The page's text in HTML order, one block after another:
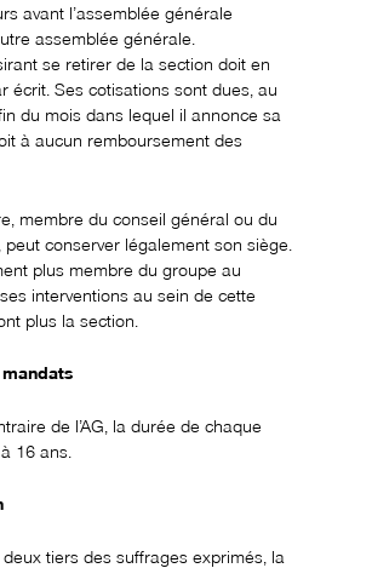
avant l’assemblée générale
assemblée générale.
se retirer de la section doit en
écrit. Ses cotisations sont dues, au
du mois dans lequel il annonce sa
à aucun remboursement des
membre du conseil général ou du
conserver légalement son siège.
plus membre du groupe au
interventions au sein de cette
plus la section.
de l’AG, la durée de chaque
16 ans.
tiers des suffrages exprimés, la